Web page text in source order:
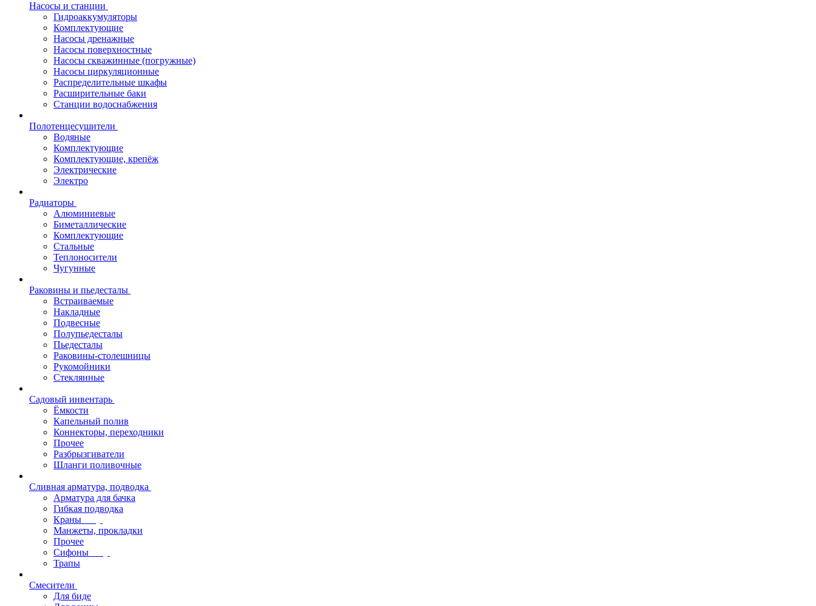
Насосы и станции
Гидроаккумуляторы
Комплектующие
Насосы дренажные
Насосы поверхностные
Насосы скважинные (погружные)
Насосы циркуляционные
Распределительные шкафы
Расширительные баки
Станции водоснабжения
Полотенцесушители
Водяные
Комплектующие
Комплектующие, крепёж
Электрические
Электро
Радиаторы
Алюминиевые
Биметаллические
Комплектующие
Стальные
Теплоносители
Чугунные
Раковины и пьедесталы
Встраиваемые
Накладные
Подвесные
Полупьедесталы
Пьедесталы
Раковины-столешницы
Рукомойники
Стеклянные
Садовый инвентарь
Ёмкости
Капельный полив
Коннекторы, переходники
Прочее
Разбрызгиватели
Шланги поливочные
Сливная арматура, подводка
Арматура для бачка
Гибкая подводка
Краны
Манжеты, прокладки
Прочее
Сифоны
Трапы
Смесители
Для биде